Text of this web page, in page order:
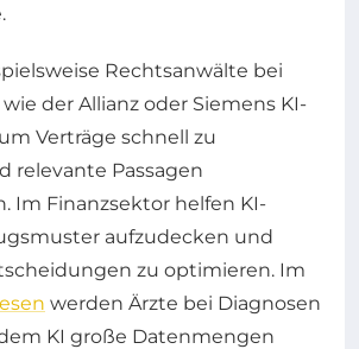
Rechtsanwälte bei
der Allianz oder Siemens KI-
Verträge schnell zu
relevante Passagen
Im Finanzsektor helfen KI-
aufzudecken und
zu optimieren. Im
werden Ärzte bei Diagnosen
KI große Datenmengen